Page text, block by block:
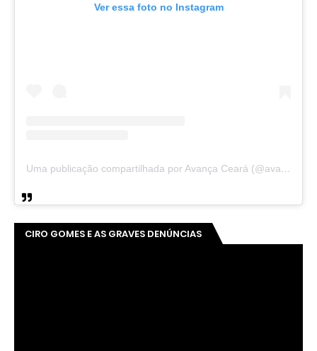
Ver essa foto no Instagram
Uma publicação compartilhada por Avança Ceará (@avancaceara)
CIRO GOMES E AS GRAVES DENÚNCIAS